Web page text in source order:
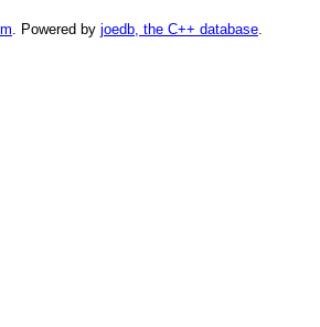
. Powered by joedb, the C++ database